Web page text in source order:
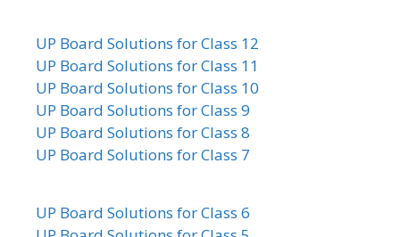
UP Board Solutions for Class 12
UP Board Solutions for Class 11
UP Board Solutions for Class 10
UP Board Solutions for Class 9
UP Board Solutions for Class 8
UP Board Solutions for Class 7
UP Board Solutions for Class 6